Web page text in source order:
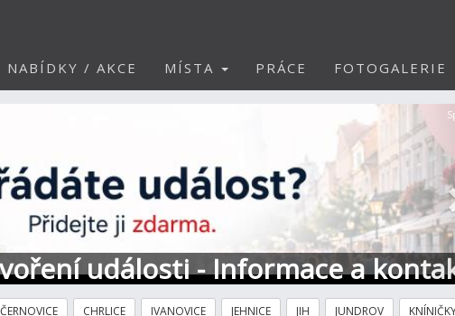
NABÍDKY / AKCE MÍSTA PRÁCE FOTOGALERIE
události - Informace a
ČERNOVICE CHRLICE IVANOVICE JEHNICE JIH JUNDROV